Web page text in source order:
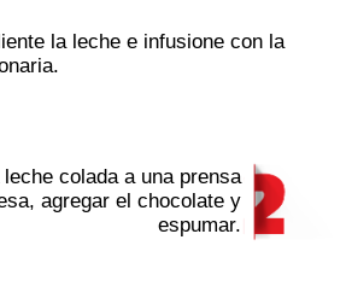
la leche e infusione con la
leche colada a una prensa
agregar el chocolate y
espumar.